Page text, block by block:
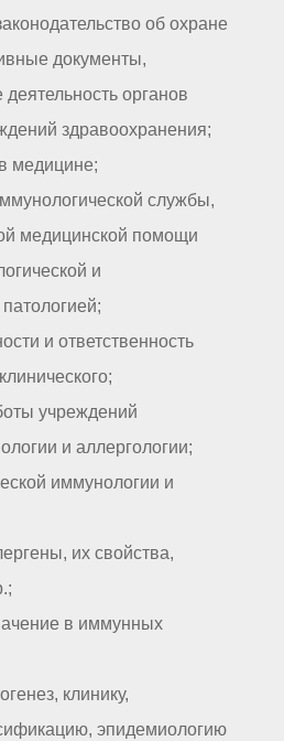
об охране
документы,
органов
здравоохранения;
медицине;
службы,
медицинской помощи
и
и ответственность
учреждений
и аллергологии;
иммунологии и
их свойства,
в иммунных
клинику,
эпидемиологию